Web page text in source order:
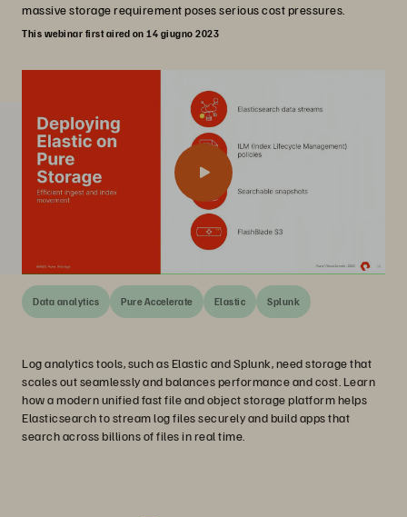
massive storage requirement poses serious cost pressures.
This webinar first aired on 14 giugno 2023
Data analytics Pure Accelerate Elastic Splunk
Log analytics tools, such as Elastic and Splunk, need storage that
scales out seamlessly and balances performance and cost. Learn
how a modern unified fast file and object storage platform helps
Elasticsearch to stream log files securely and build apps that
search across billions of files in real time.